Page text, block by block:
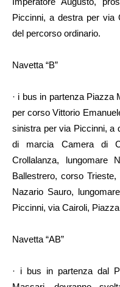
Piccinni, a destra per via
del percorso ordinario.
Navetta “B”
· i bus in partenza Piazza
per corso Vittorio
sinistra per via Piccinni, a
di marcia Camera di
Crollalanza, lungomare
Ballestrero, corso
Nazario Sauro,
Piccinni, via Cairoli,
Navetta “AB”
· i bus in partenza dal